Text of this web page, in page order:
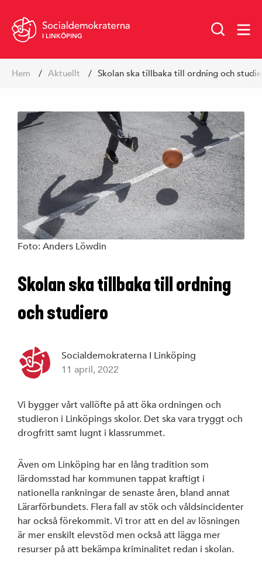
I LINKÖPING
Vår politik
Styrelse
Linköpings
Riksdagen
Hem Aktuellt Skolan ska tillbaka till ordning och
Foto: Anders Löwdin
Skolan ska tillbaka till ordning
och studiero
Socialdemokraterna I Linköping
11 april, 2022
Vi bygger vårt vallöfte på att öka ordningen och
studieron i Linköpings skolor. Det ska vara tryggt och
drogfritt samt lugnt i klassrummet.
Även om Linköping har en lång tradition som
lärdomsstad har kommunen tappat kraftigt i
nationella rankningar de senaste åren, bland annat
Lärarförbundets. Flera fall av stök och våldsincidenter
har också förekommit. Vi tror att en del av lösningen
är mer enskilt elevstöd men också att lägga mer
resurser på att bekämpa kriminalitet redan i skolan.